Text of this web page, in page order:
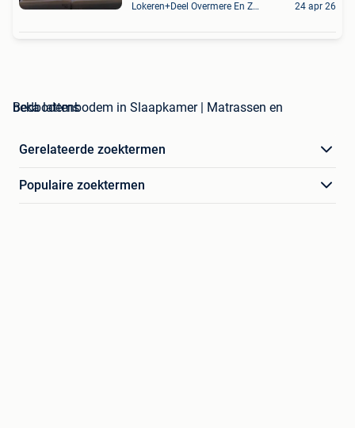
Lokeren+Deel Overmere En Zele 24 apr 26
beka lattenbodem in Slaapkamer | Matrassen en Bedbodems
Gerelateerde zoektermen
Populaire zoektermen